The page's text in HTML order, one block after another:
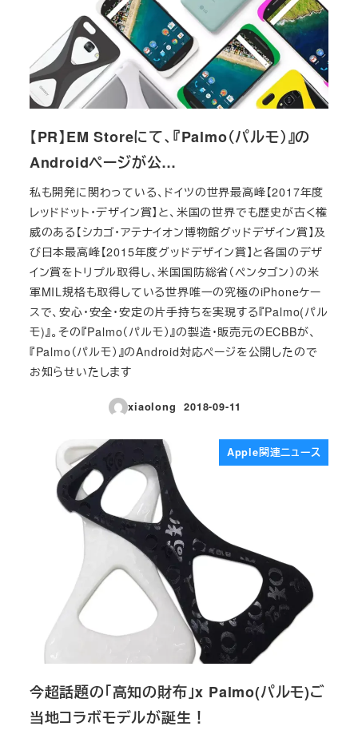
【PR】EM Storeにて、『Palmo（パルモ）』の
Androidページが公…
私も開発に関わっている、ドイツの世界最高峰【2017年度
レッドドット・デザイン賞】と、米国の世界でも歴史が古く権
威のある【シカゴ・アテナイオン博物館グッドデザイン賞】及
び日本最高峰【2015年度グッドデザイン賞】と各国のデザ
イン賞をトリプル取得し、米国国防総省（ペンタゴン）の米
軍MIL規格も取得している世界唯一の究極のiPhoneケー
スで、安心・安全・安定の片手持ちを実現する『Palmo(パル
モ)』。その『Palmo（パルモ）』の製造・販売元のECBBが、
『Palmo（パルモ）』のAndroid対応ページを公開したので
お知らせいたします
xiaolong
投稿日
2018-09-11
Apple関連ニュース
今超話題の「高知の財布」x Palmo(パルモ)ご
当地コラボモデルが誕生！